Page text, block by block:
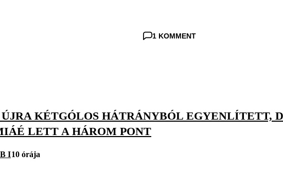
1 KOMMENT
KÉTGÓLOS HÁTRÁNYBÓL EGYENLÍTETT,
LETT A HÁROM PONT
I10 órája